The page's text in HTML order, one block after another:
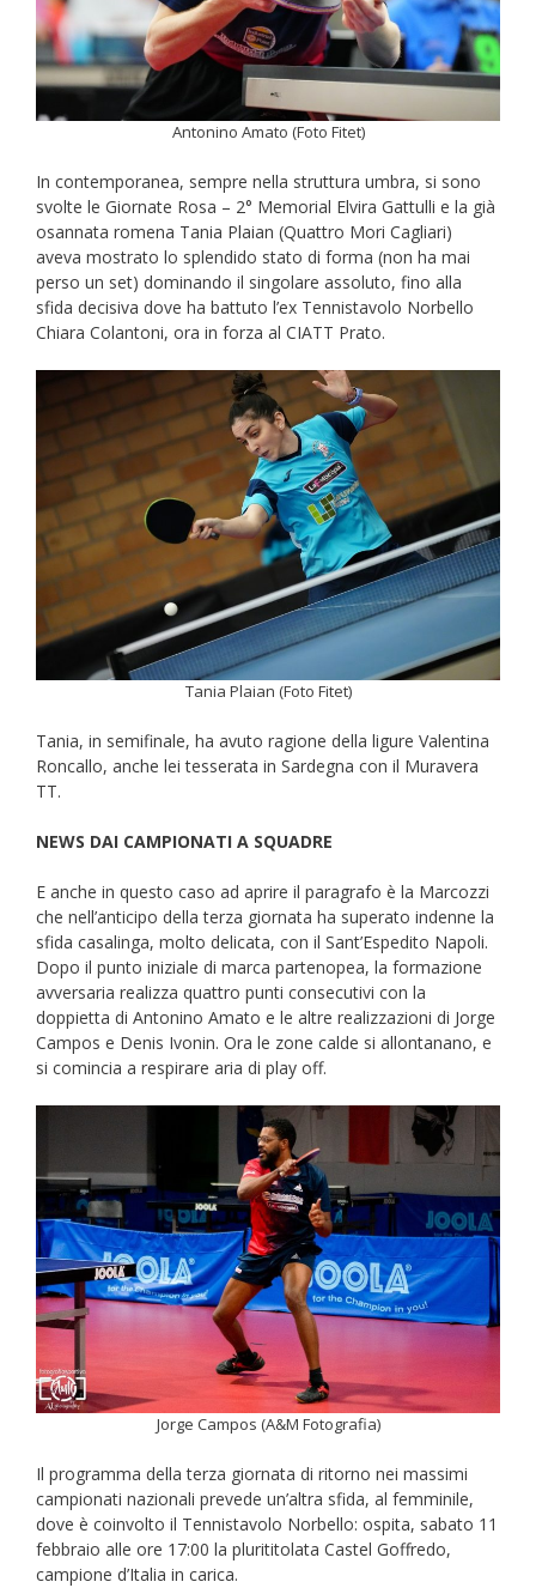
Antonino Amato (Foto Fitet)
In contemporanea, sempre nella struttura umbra, si sono
svolte le Giornate Rosa – 2° Memorial Elvira Gattulli e la già
osannata romena Tania Plaian (Quattro Mori Cagliari)
aveva mostrato lo splendido stato di forma (non ha mai
perso un set) dominando il singolare assoluto, fino alla
sfida decisiva dove ha battuto l’ex Tennistavolo Norbello
Chiara Colantoni, ora in forza al CIATT Prato.
Tania Plaian (Foto Fitet)
Tania, in semifinale, ha avuto ragione della ligure Valentina
Roncallo, anche lei tesserata in Sardegna con il Muravera
TT.
NEWS DAI CAMPIONATI A SQUADRE
E anche in questo caso ad aprire il paragrafo è la Marcozzi
che nell’anticipo della terza giornata ha superato indenne la
sfida casalinga, molto delicata, con il Sant’Espedito Napoli.
Dopo il punto iniziale di marca partenopea, la formazione
avversaria realizza quattro punti consecutivi con la
doppietta di Antonino Amato e le altre realizzazioni di Jorge
Campos e Denis Ivonin. Ora le zone calde si allontanano, e
si comincia a respirare aria di play off.
Jorge Campos (A&M Fotografia)
Il programma della terza giornata di ritorno nei massimi
campionati nazionali prevede un’altra sfida, al femminile,
dove è coinvolto il Tennistavolo Norbello: ospita, sabato 11
febbraio alle ore 17:00 la plurititolata Castel Goffredo,
campione d’Italia in carica.